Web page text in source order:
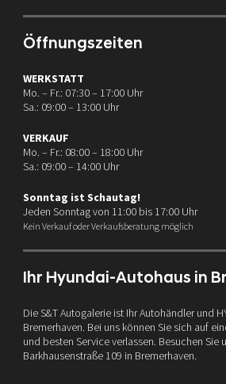
Öffnungszeiten
WERKSTATT
Mo. – Fr.: 07:30 – 17:00 Uhr
Sa.: 09:00 – 13:00 Uhr
VERKAUF
Mo. – Fr.: 08:00 – 18:00 Uhr
Sa.: 09:00 – 14:00 Uhr
Sonntag ist Schautag!
Jeden Sonntag von 11:00 bis 17:00 Uhr
Kein Verkauf oder Verkaufsberatung möglich
Ihr Hyundai-Autohaus in
Die S&T Autogalerie ist Ihr Autohändler und
Bremerhaven. Bei uns können Sie sich auf
und besten Service verlassen. Besuchen Sie
Barkhausenstraße 109 in Bremerhaven.